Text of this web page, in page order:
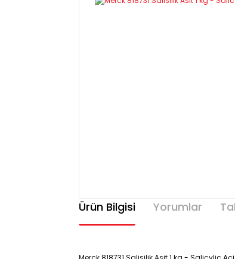
Ürün Bilgisi Yorumlar